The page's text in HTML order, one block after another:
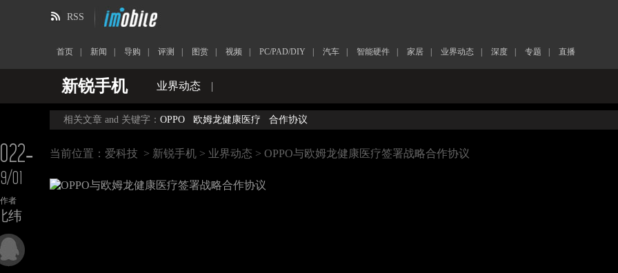
RSS
首页 新闻 导购 评测 图赏 视频 PC/PAD/DIY 汽车 智能硬件 家居 业界动态 深度 专题 直播
新锐手机 业界动态 |
01
作者
纬
相关文章 and 关键字： OPPO 欧姆龙健康医疗 合作协议
当前位置： 爱科技 > 新锐手机 > 业界动态 > OPPO与欧姆龙健康医疗签署战略合作协议